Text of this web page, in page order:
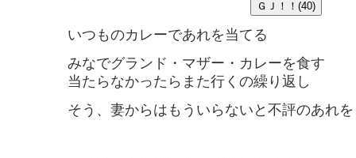
いつものカレーであれを当てる
みなでグランド・マザー・カレーを食す
当たらなかったらまた行くの繰り返し
そう、妻からはもういらないと不評のあれ